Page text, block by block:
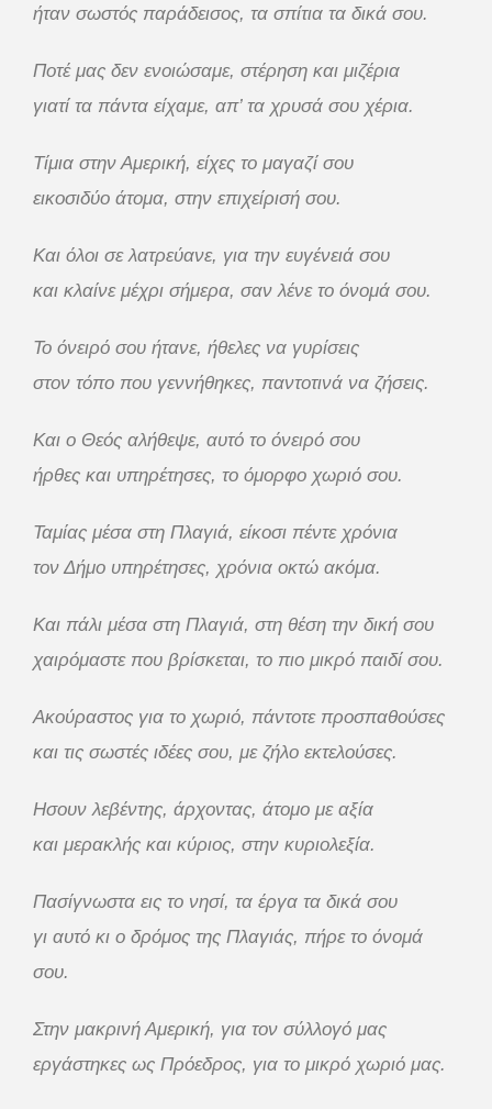
ήταν σωστός παράδεισος, τα σπίτια τα δικά σου.
Ποτέ μας δεν ενοιώσαμε, στέρηση και μιζέρια
γιατί τα πάντα είχαμε, απ’ τα χρυσά σου χέρια.
Τίμια στην Αμερική, είχες το μαγαζί σου
εικοσιδύο άτομα, στην επιχείρισή σου.
Και όλοι σε λατρεύανε, για την ευγένειά σου
και κλαίνε μέχρι σήμερα, σαν λένε το όνομά σου.
Το όνειρό σου ήτανε, ήθελες να γυρίσεις
στον τόπο που γεννήθηκες, παντοτινά να ζήσεις.
Και ο Θεός αλήθεψε, αυτό το όνειρό σου
ήρθες και υπηρέτησες, το όμορφο χωριό σου.
Ταμίας μέσα στη Πλαγιά, είκοσι πέντε χρόνια
τον Δήμο υπηρέτησες, χρόνια οκτώ ακόμα.
Και πάλι μέσα στη Πλαγιά, στη θέση την δική σου
χαιρόμαστε που βρίσκεται, το πιο μικρό παιδί σου.
Ακούραστος για το χωριό, πάντοτε προσπαθούσες
και τις σωστές ιδέες σου, με ζήλο εκτελούσες.
Ησουν λεβέντης, άρχοντας, άτομο με αξία
και μερακλής και κύριος, στην κυριολεξία.
Πασίγνωστα εις το νησί, τα έργα τα δικά σου
γι αυτό κι ο δρόμος της Πλαγιάς, πήρε το όνομά
σου.
Στην μακρινή Αμερική, για τον σύλλογό μας
εργάστηκες ως Πρόεδρος, για το μικρό χωριό μας.